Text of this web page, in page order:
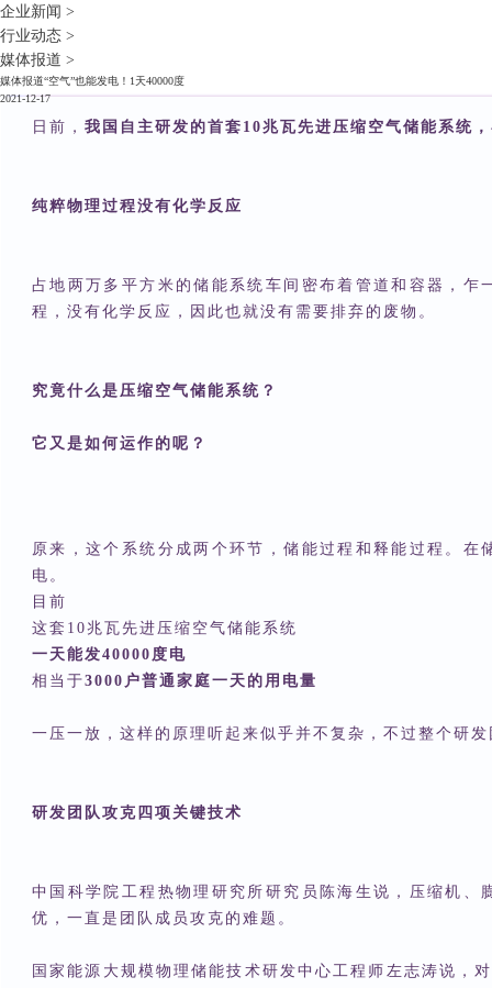
企业新闻 >
行业动态 >
媒体报道 >
媒体报道“空气”也能发电！1天40000度
2021-12-17
日前， 我国自主研发的首套10兆瓦先进压缩空气储能系统
纯粹物理过程没有化学反应
占地两万多平方米的储能系统车间密布着管道和容器，
程，没有化学反应，因此也就没有需要排弃的废物。
究竟什么是压缩空气储能系统？
它又是如何运作的呢？
原来，这个系统分成两个环节，储能过程和释能过程。
电。
目前
这套10兆瓦先进压缩空气储能系统
一天能发40000度电
相当于3000户普通家庭一天的用电量
一压一放，这样的原理听起来似乎并不复杂，不过整个研
研发团队攻克四项关键技术
中国科学院工程热物理研究所研究员陈海生说，压缩机
优，一直是团队成员攻克的难题。
国家能源大规模物理储能技术研发中心工程师左志涛说，